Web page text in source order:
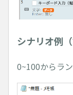
シナリオ例
0~100からラ